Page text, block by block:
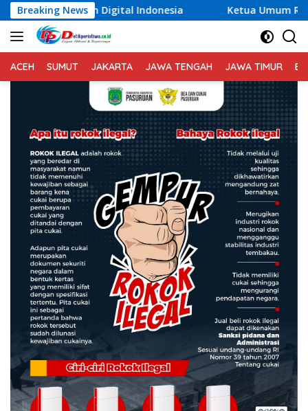
Langsung
ke
konten
Breaking News
Indonesia Ketua Umum Relawan Peduli Rakyat
ACEH SUMUT JAKARTA JAWA TENGAH JAWA TIMUR